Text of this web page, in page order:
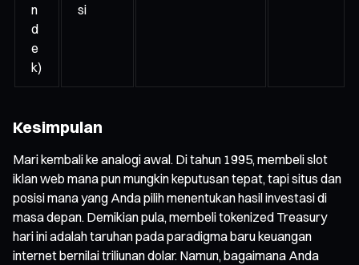
n
d
e
k)
si
Kesimpulan
Mari kembali ke analogi awal. Di tahun 1995, membeli slot
iklan web mana pun mungkin keputusan tepat, tapi situs dan
posisi mana yang Anda pilih menentukan hasil investasi di
masa depan. Demikian pula, membeli tokenized Treasury
hari ini adalah taruhan pada paradigma baru keuangan
internet bernilai triliunan dolar. Namun, bagaimana Anda